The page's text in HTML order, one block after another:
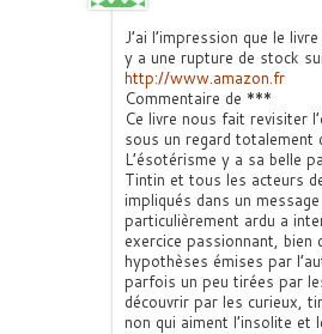
J’ai l’impression que le
y a une rupture de stock
http://www.amazon.fr
Commentaire de ***
Ce livre nous fait revisiter
sous un regard totalement
L’ésotérisme y a sa belle
Tintin et tous les acteurs
impliqués dans un
particulièrement ardu a
exercice passionnant, bien
hypothèses émises par
parfois un peu tirées par
découvrir par les curieux,
non qui aiment l’insolite et